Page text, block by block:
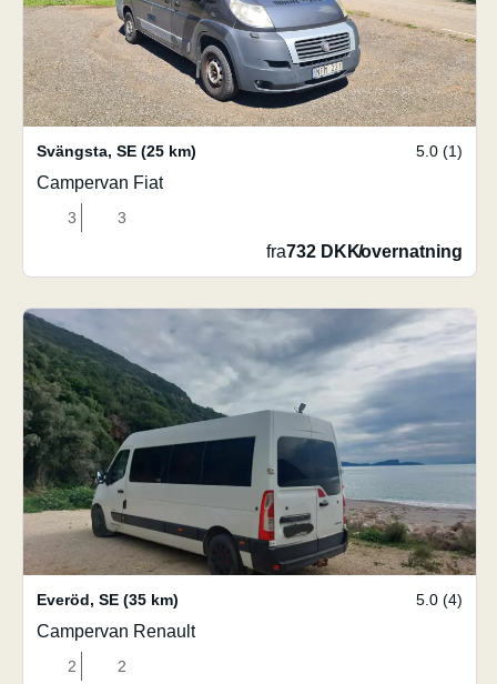
Svängsta, SE (25 km) 5.0 (1)
Campervan Fiat
3 3
fra732 DKK/overnatning
Everöd, SE (35 km) 5.0 (4)
Campervan Renault
2 2